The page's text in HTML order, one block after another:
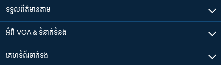
ទទួល​ព័ត៌មាន​តាម
អំពី​ VOA & ទំនាក់ទំនង
គេហទំព័រ​​ទាក់ទង